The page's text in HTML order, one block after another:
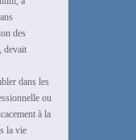
des
devait
dans les
ou
à la
la vie